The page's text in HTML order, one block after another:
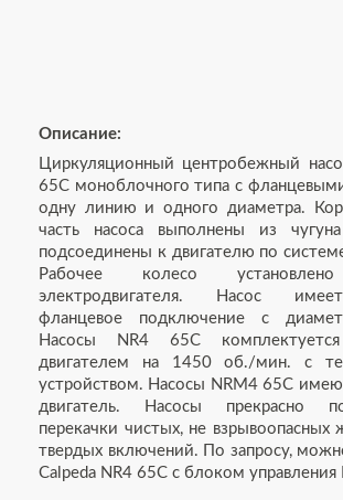
Описание:
Циркуляционный центробежный
65C моноблочного типа с
одну линию и одного диаметра.
часть насоса выполнены из
подсоединены к двигателю по
Рабочее колесо
электродвигателя. Насос
фланцевое подключение с
Насосы NR4 65C
двигателем на 1450 об./мин. с
устройством. Насосы NRM4 65C
двигатель. Насосы прекрасно
перекачки чистых, не взрывоопасных
твердых включений. По запросу,
Calpeda NR4 65C с блоком управления